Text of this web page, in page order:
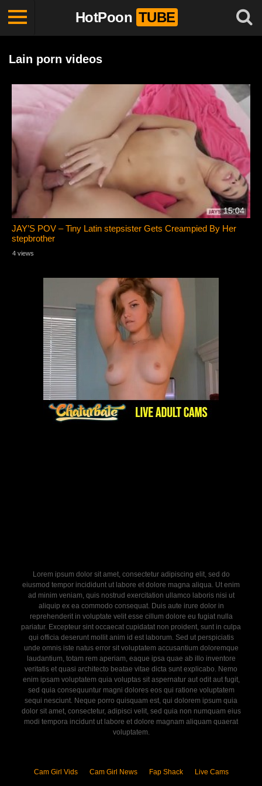
HotPoon TUBE
Lain porn videos
15:04
JAY’S POV – Tiny Latin stepsister Gets Creampied By Her
stepbrother
4 views
Lorem ipsum dolor sit amet, consectetur adipiscing elit, sed do
eiusmod tempor incididunt ut labore et dolore magna aliqua. Ut enim
ad minim veniam, quis nostrud exercitation ullamco laboris nisi ut
aliquip ex ea commodo consequat. Duis aute irure dolor in
reprehenderit in voluptate velit esse cillum dolore eu fugiat nulla
pariatur. Excepteur sint occaecat cupidatat non proident, sunt in culpa
qui officia deserunt mollit anim id est laborum. Sed ut perspiciatis
unde omnis iste natus error sit voluptatem accusantium doloremque
laudantium, totam rem aperiam, eaque ipsa quae ab illo inventore
veritatis et quasi architecto beatae vitae dicta sunt explicabo. Nemo
enim ipsam voluptatem quia voluptas sit aspernatur aut odit aut fugit,
sed quia consequuntur magni dolores eos qui ratione voluptatem
sequi nesciunt. Neque porro quisquam est, qui dolorem ipsum quia
dolor sit amet, consectetur, adipisci velit, sed quia non numquam eius
modi tempora incidunt ut labore et dolore magnam aliquam quaerat
voluptatem.
Cam Girl Vids Cam Girl News Fap Shack Live Cams